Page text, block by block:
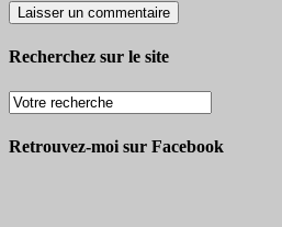
Recherchez sur le site
Retrouvez-moi sur Facebook